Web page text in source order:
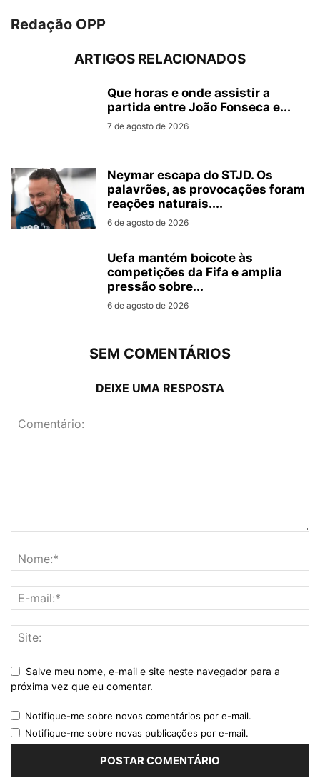
Redação OPP
ARTIGOS RELACIONADOS
Que horas e onde assistir a
partida entre João Fonseca e...
7 de agosto de 2026
Neymar escapa do STJD. Os
palavrões, as provocações foram
reações naturais....
6 de agosto de 2026
Uefa mantém boicote às
competições da Fifa e amplia
pressão sobre...
6 de agosto de 2026
SEM COMENTÁRIOS
DEIXE UMA RESPOSTA
Salve meu nome, e-mail e site neste navegador para a
próxima vez que eu comentar.
Notifique-me sobre novos comentários por e-mail.
Notifique-me sobre novas publicações por e-mail.